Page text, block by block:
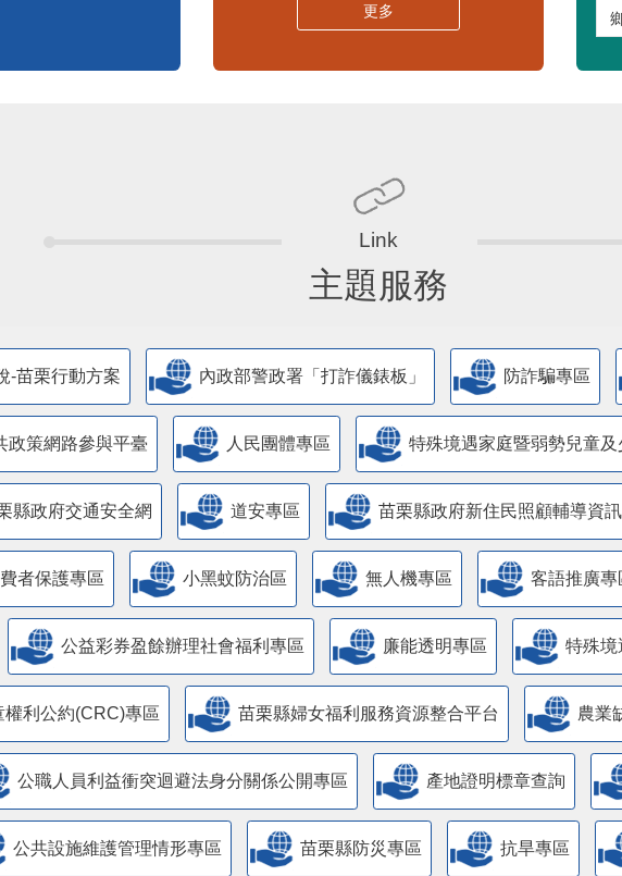
更多
主題服務
-苗栗行動方案 內政部警政署「打詐儀錶板」 防詐騙專區
政策網路參與平臺 人民團體專區 特殊境遇家庭暨弱勢兒童
縣政府交通安全網 道安專區 苗栗縣政府新住民照顧輔導資
者保護專區 小黑蚊防治區 無人機專區 客語推廣專
公益彩券盈餘辦理社會福利專區 廉能透明專區 特殊境
權利公約(CRC)專區 苗栗縣婦女福利服務資源整合平台 農業
公職人員利益衝突迴避法身分關係公開專區 產地證明標章查詢
​公共設施維護管理情形專區 苗栗縣防災專區 抗旱專區